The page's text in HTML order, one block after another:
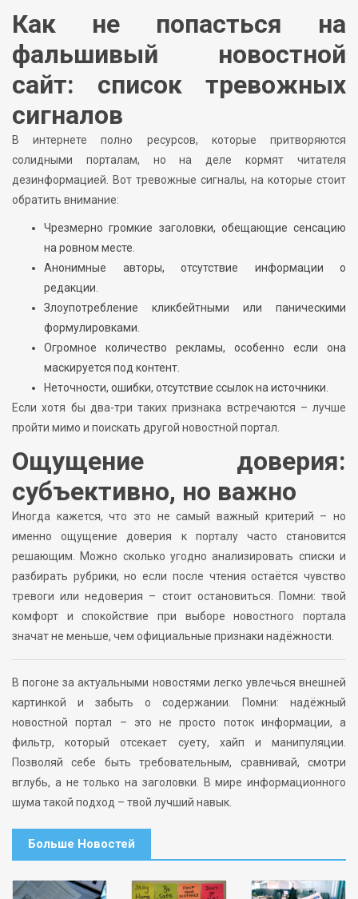
Как не попасться на
фальшивый новостной
сайт: список тревожных
сигналов
В интернете полно ресурсов, которые притворяются
солидными порталам, но на деле кормят читателя
дезинформацией. Вот тревожные сигналы, на которые стоит
обратить внимание:
Чрезмерно громкие заголовки, обещающие сенсацию
на ровном месте.
Анонимные авторы, отсутствие информации о
редакции.
Злоупотребление кликбейтными или паническими
формулировками.
Огромное количество рекламы, особенно если она
маскируется под контент.
Неточности, ошибки, отсутствие ссылок на источники.
Если хотя бы два-три таких признака встречаются – лучше
пройти мимо и поискать другой новостной портал.
Ощущение доверия:
субъективно, но важно
Иногда кажется, что это не самый важный критерий – но
именно ощущение доверия к порталу часто становится
решающим. Можно сколько угодно анализировать списки и
разбирать рубрики, но если после чтения остаётся чувство
тревоги или недоверия – стоит остановиться. Помни: твой
комфорт и спокойствие при выборе новостного портала
значат не меньше, чем официальные признаки надёжности.
В погоне за актуальными новостями легко увлечься внешней
картинкой и забыть о содержании. Помни: надёжный
новостной портал – это не просто поток информации, а
фильтр, который отсекает суету, хайп и манипуляции.
Позволяй себе быть требовательным, сравнивай, смотри
вглубь, а не только на заголовки. В мире информационного
шума такой подход – твой лучший навык.
Больше Новостей